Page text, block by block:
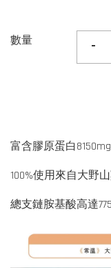
數量 -
富含膠原蛋白
100%使用來自大野
總支鏈胺基酸高達